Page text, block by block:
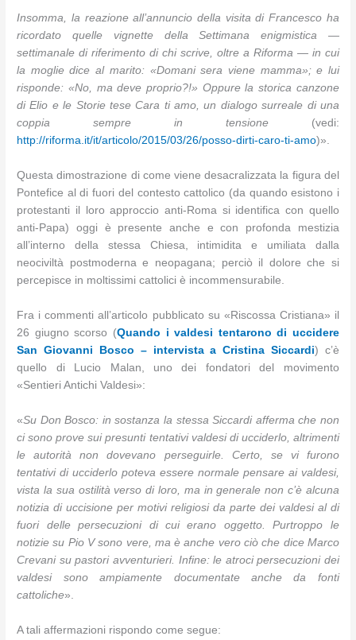
Insomma, la reazione all’annuncio della visita di Francesco ha
ricordato quelle vignette della Settimana enigmistica —
settimanale di riferimento di chi scrive, oltre a Riforma — in cui
la moglie dice al marito: «Domani sera viene mamma»; e lui
risponde: «No, ma deve proprio?!» Oppure la storica canzone
di Elio e le Storie tese Cara ti amo, un dialogo surreale di una
coppia sempre in tensione (vedi:
http://riforma.it/it/articolo/2015/03/26/posso-dirti-caro-ti-amo)».
Questa dimostrazione di come viene desacralizzata la figura del
Pontefice al di fuori del contesto cattolico (da quando esistono i
protestanti il loro approccio anti-Roma si identifica con quello
anti-Papa) oggi è presente anche e con profonda mestizia
all’interno della stessa Chiesa, intimidita e umiliata dalla
neociviltà postmoderna e neopagana; perciò il dolore che si
percepisce in moltissimi cattolici è incommensurabile.
Fra i commenti all’articolo pubblicato su «Riscossa Cristiana» il
26 giugno scorso (Quando i valdesi tentarono di uccidere
San Giovanni Bosco – intervista a Cristina Siccardi) c’è
quello di Lucio Malan, uno dei fondatori del movimento
«Sentieri Antichi Valdesi»:
«Su Don Bosco: in sostanza la stessa Siccardi afferma che non
ci sono prove sui presunti tentativi valdesi di ucciderlo, altrimenti
le autorità non dovevano perseguirle. Certo, se vi furono
tentativi di ucciderlo poteva essere normale pensare ai valdesi,
vista la sua ostilità verso di loro, ma in generale non c’è alcuna
notizia di uccisione per motivi religiosi da parte dei valdesi al di
fuori delle persecuzioni di cui erano oggetto. Purtroppo le
notizie su Pio V sono vere, ma è anche vero ciò che dice Marco
Crevani su pastori avventurieri. Infine: le atroci persecuzioni dei
valdesi sono ampiamente documentate anche da fonti
cattoliche».
A tali affermazioni rispondo come segue: